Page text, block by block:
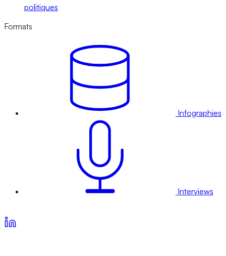
politiques
Formats
Infographies
Interviews